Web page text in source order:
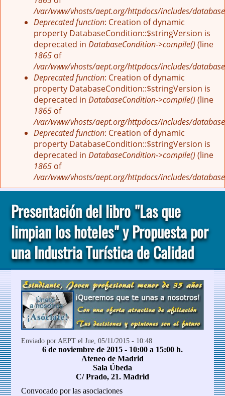
/var/www/vhosts/aept.org/httpdocs/includes/
Deprecated function: Creation of dynamic
property DatabaseCondition::$stringVersion is
deprecated in DatabaseCondition->compile() (line
1865 of
/var/www/vhosts/aept.org/httpdocs/includes/
Deprecated function: Creation of dynamic
property DatabaseCondition::$stringVersion is
deprecated in DatabaseCondition->compile() (line
1865 of
/var/www/vhosts/aept.org/httpdocs/includes/
Deprecated function: Creation of dynamic
property DatabaseCondition::$stringVersion is
deprecated in DatabaseCondition->compile() (line
1865 of
/var/www/vhosts/aept.org/httpdocs/includes/
Presentación del libro "Las que
limpian los hoteles" y Propuesta por
una Industria Turística de Calidad
Enviado porAEPT el Jue, 05/11/2015 - 10:48
6 de noviembre de 2015 - 10:00 a 15:00 h.
Ateneo de Madrid
Sala Úbeda
C/ Prado, 21. Madrid
Convocado por las asociaciones